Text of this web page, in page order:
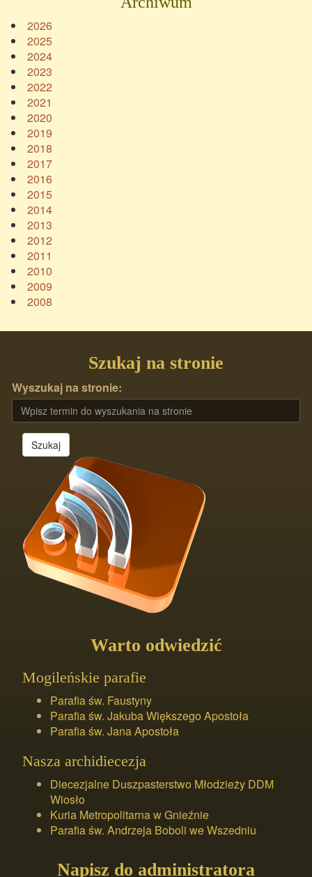
2026
2025
2024
2023
2022
2021
2020
2019
2018
2017
2016
2015
2014
2013
2012
2011
2010
2009
2008
Szukaj na stronie
Wyszukaj na stronie:
Szukaj
Warto odwiedzić
Mogileńskie parafie
Parafia św. Faustyny
Parafia św. Jakuba Większego Apostoła
Parafia św. Jana Apostoła
Nasza archidiecezja
Diecezjalne Duszpasterstwo Młodzieży DDM
Wiosło
Kuria Metropolitarna w Gnieźnie
Parafia św. Andrzeja Boboli we Wszedniu
Napisz do administratora